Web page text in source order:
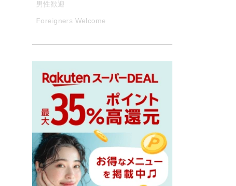
男性歓迎
Foreigners Welcome